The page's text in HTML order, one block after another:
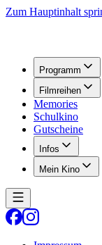
Zum Hauptinhalt
Programm
Filmreihen
Memories
Schulkino
Gutscheine
Infos
Mein Kino